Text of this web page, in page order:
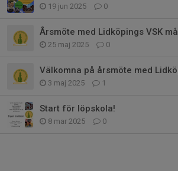
19 jun 2025 0
25 maj 2025 0
Välkomna på årsmöte med
3 maj 2025 1
Start för löpskola!
8 mar 2025 0